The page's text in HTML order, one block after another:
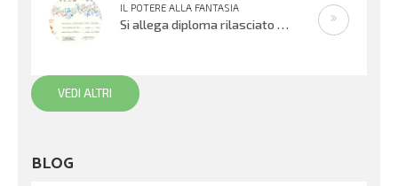
IL POTERE ALLA FANTASIA
VEDI ALTRI
BLOG